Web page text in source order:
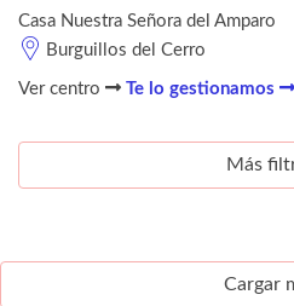
Casa Nuestra Señora del Amparo
Burguillos del Cerro
Ver centro Te lo gestionamos
Más
Cargar